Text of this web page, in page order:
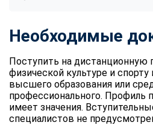
Необходимые
Поступить на дистанционную
физической культуре и
высшего образования или
профессионального. Профиль
имеет значения.
специалистов не